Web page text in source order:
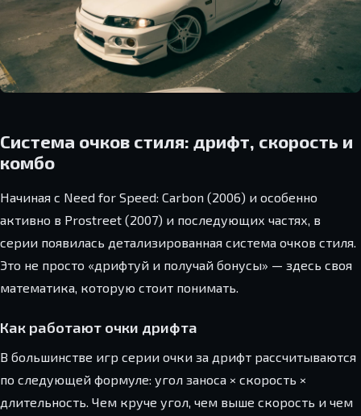
Система очков стиля: дрифт, скорость и
комбо
Начиная с Need for Speed: Carbon (2006) и особенно
активно в Prostreet (2007) и последующих частях, в
серии появилась детализированная система очков стиля.
Это не просто «дрифтуй и получай бонусы» — здесь своя
математика, которую стоит понимать.
Как работают очки дрифта
В большинстве игр серии очки за дрифт рассчитываются
по следующей формуле: угол заноса × скорость ×
длительность. Чем круче угол, чем выше скорость и чем